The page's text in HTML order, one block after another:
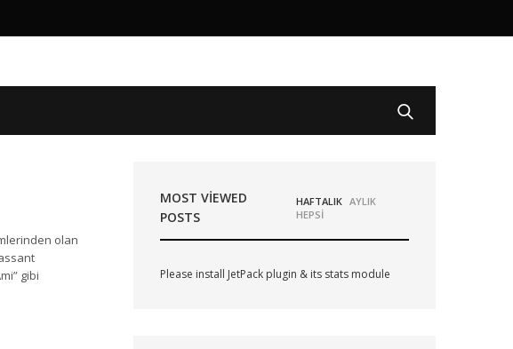
olan
gibi
MOST VIEWED
POSTS
HAFTALIK AYLIK
HEPSİ
Please install JetPack plugin & its stats module